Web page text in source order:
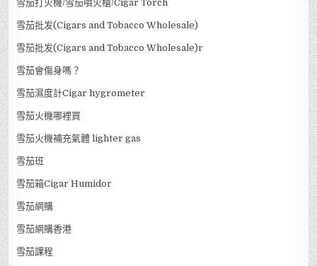
雪茄打火機/雪茄噴火槍/Cigar Torch
雪茄批发(Cigars and Tobacco Wholesale)
雪茄批发(Cigars and Tobacco Wholesale)r
雪茄會傷身嗎？
雪茄濕度計Cigar hygrometer
雪茄火機哪裡買
雪茄火機補充氣體 lighter gas
雪茄班
雪茄箱Cigar Humidor
雪茄網購
雪茄網購香港
雪茄課程